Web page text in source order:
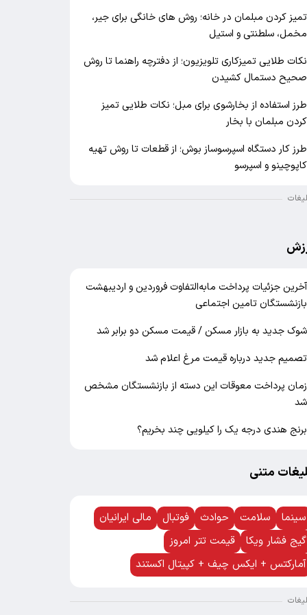
تمیز کردن مبلمان در خانه؛ روش های خانگی برای جیر،
مخمل، سلطنتی و استیل
نکات طلایی تمیزکاری تلویزیون؛ از دفترچه راهنما تا روش
صحیح دستمال کشیدن
طرز استفاده از بخارشوی برای مبل؛ نکات طلایی تمیز
کردن مبلمان با بخار
طرز کار دستگاه اسپرسوساز بوش؛ از قطعات تا روش تهیه
کاپوچینو و اسپرسو
آخرین جزئیات پرداخت مابه‌التفاوت فروردین و اردیبهشت
بازنشستگان تامین اجتماعی
شوک جدید به بازار مسکن / قیمت مسکن دو برابر شد
تصمیم جدید درباره قیمت مرغ اعلام شد
زمان پرداخت معوقات این دسته از بازنشستگان مشخص
شد
برنج هندی درجه یک را کیلویی چند بخریم؟
متنی
سینما سلامت حوادث فوتبال
مالی ایرانیان
گیج فشار ویکا
قیمت تتر امروز
آمارکتس + ایکس چیف + کپیتال اکستند